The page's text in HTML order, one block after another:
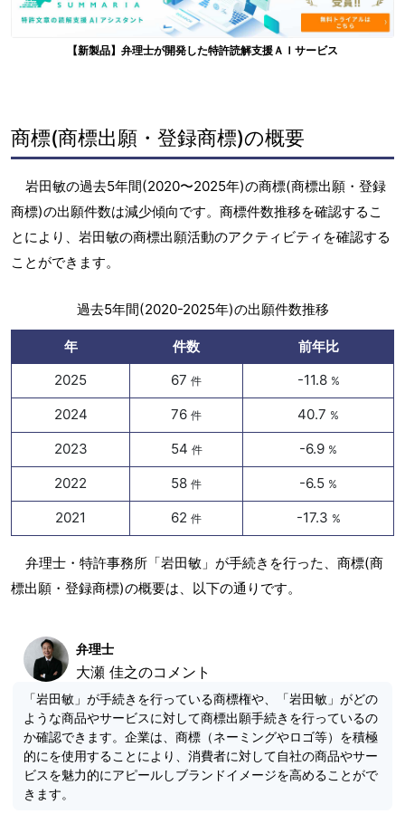
【新製品】弁理士が開発した特許読解支援ＡＩサービス
商標(商標出願・登録商標)の概要
岩田敏の過去5年間(2020〜2025年)の商標(商標出願・登録
商標)の出願件数は減少傾向です。商標件数推移を確認するこ
とにより、岩田敏の商標出願活動のアクティビティを確認する
ことができます。
過去5年間(2020-2025年)の出願件数推移
年 件数
前年比
2025
67 件 -11.8 %
2024 76 件 40.7 %
2023 54 件 -6.9 %
2022 58 件 -6.5 %
2021 62 件 -17.3 %
弁理士・特許事務所「岩田敏」が手続きを行った、商標(商
標出願・登録商標)の概要は、以下の通りです。
弁理士
大瀬 佳之のコメント
「岩田敏」が手続きを行っている商標権や、「岩田敏」がどの
ような商品やサービスに対して商標出願手続きを行っているの
か確認できます。企業は、商標（ネーミングやロゴ等）を積極
的にを使用することにより、消費者に対して自社の商品やサー
ビスを魅力的にアピールしブランドイメージを高めることがで
きます。